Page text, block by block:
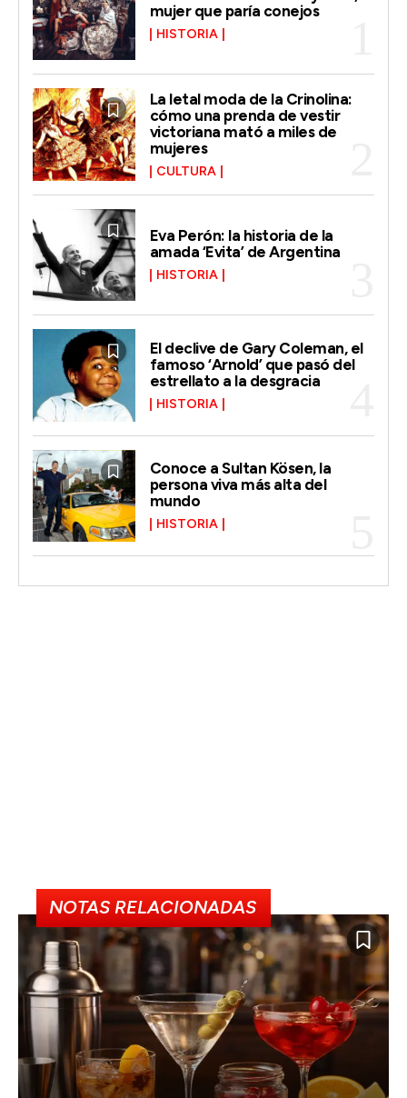
mujer que paría conejos
HISTORIA
La letal moda de la Crinolina:
cómo una prenda de vestir
victoriana mató a miles de
mujeres
CULTURA
Eva Perón: la historia de la
amada ‘Evita’ de Argentina
HISTORIA
El declive de Gary Coleman, el
famoso ‘Arnold’ que pasó del
estrellato a la desgracia
HISTORIA
Conoce a Sultan Kösen, la
persona viva más alta del
mundo
HISTORIA
NOTAS RELACIONADAS